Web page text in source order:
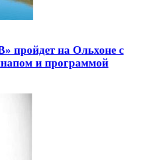
пройдет на Ольхоне с
и программой